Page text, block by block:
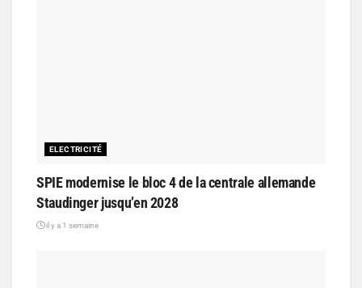
ELECTRICITÉ
SPIE modernise le bloc 4 de la centrale allemande
Staudinger jusqu’en 2028
il y a 1 semaine